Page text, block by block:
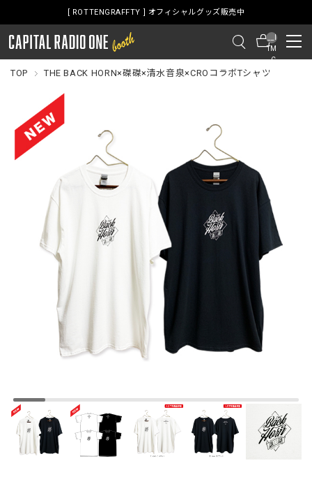
[ ROTTENGRAFFTY ] オフィシャルグ
__I
TM
_C
NT
TOP THE BACK HORN×磔磔×清水音泉×CROコラボTシャツ